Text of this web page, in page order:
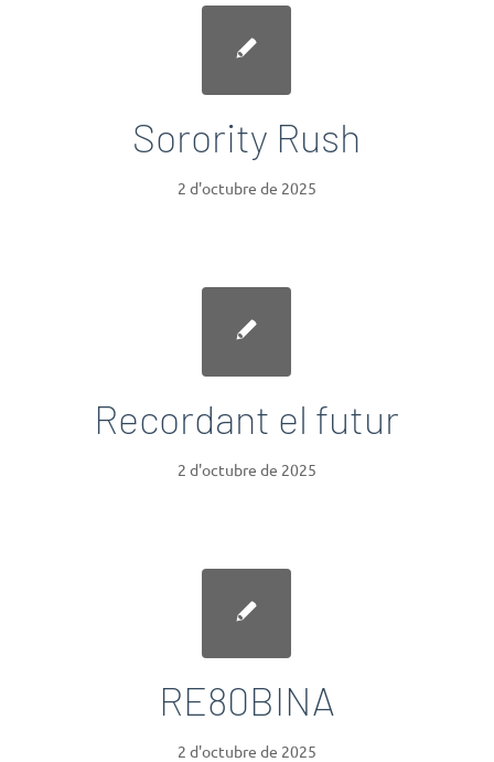
Sorority Rush
2 d'octubre de 2025
Recordant el futur
2 d'octubre de 2025
RE80BINA
2 d'octubre de 2025